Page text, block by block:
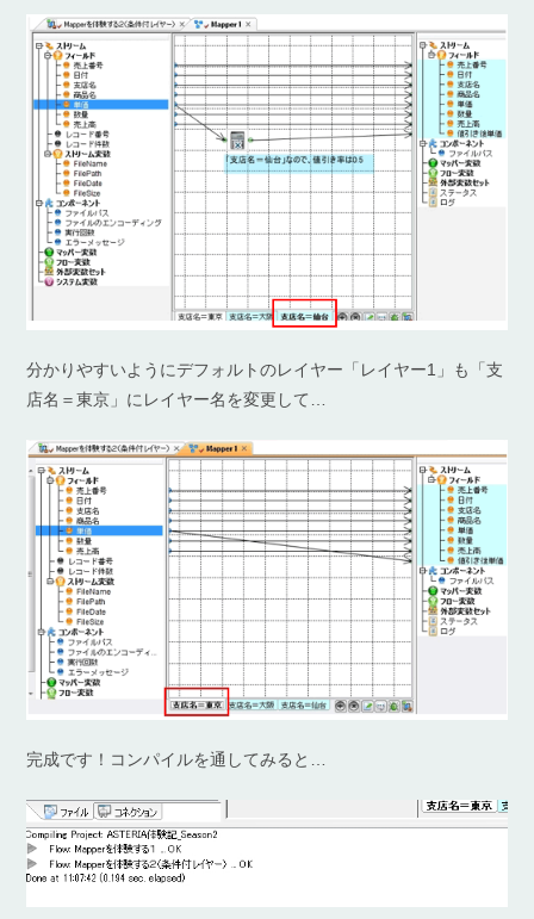
分かりやすいようにデフォルトのレイヤー「レイヤー1」も「支
店名＝東京」にレイヤー名を変更して…
完成です！コンパイルを通してみると…